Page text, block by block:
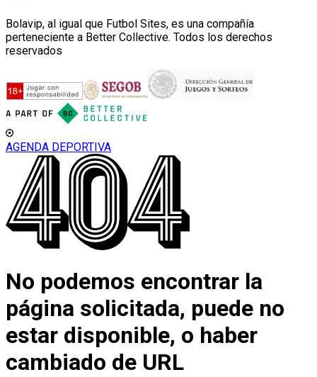
Bolavip, al igual que Futbol Sites, es una compañía
perteneciente a Better Collective. Todos los derechos
reservados
AGENDA DEPORTIVA
No podemos encontrar la
página solicitada, puede no
estar disponible, o haber
cambiado de URL